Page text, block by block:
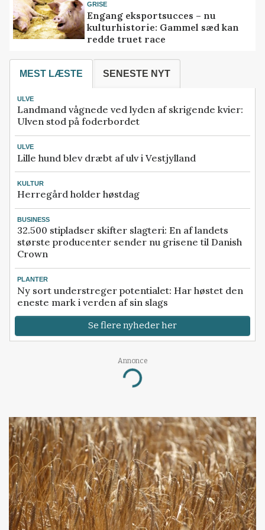
GRISE
Engang eksportsucces – nu
kulturhistorie: Gammel sæd kan
redde truet race
MEST LÆSTE SENESTE NYT
ULVE
Landmand vågnede ved lyden af skrigende kvier:
Ulven stod på foderbordet
ULVE
Lille hund blev dræbt af ulv i Vestjylland
KULTUR
Herregård holder høstdag
BUSINESS
32.500 stipladser skifter slagteri: En af landets
største producenter sender nu grisene til Danish
Crown
PLANTER
Ny sort understreger potentialet: Har høstet den
eneste mark i verden af sin slags
Se flere nyheder her
Annonce
Loading...